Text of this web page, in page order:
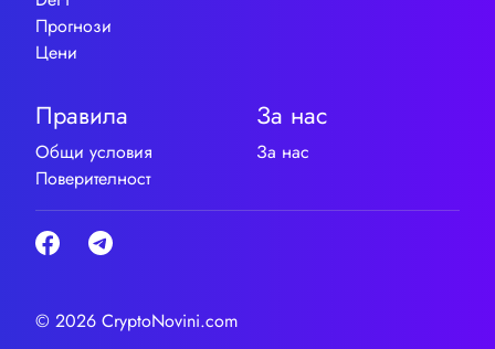
Прогнози
Цени
Правила
Общи условия
Поверителност
За нас
За нас
© 2026 CryptoNovini.com